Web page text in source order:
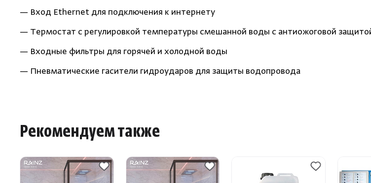
— Вход Ethernet для подключения к интернету
— Термостат с регулировкой температуры смешанной воды с антиожоговой
— Входные фильтры для горячей и холодной воды
— Пневматические гасители гидроударов для защиты водопровода
Рекомендуем также